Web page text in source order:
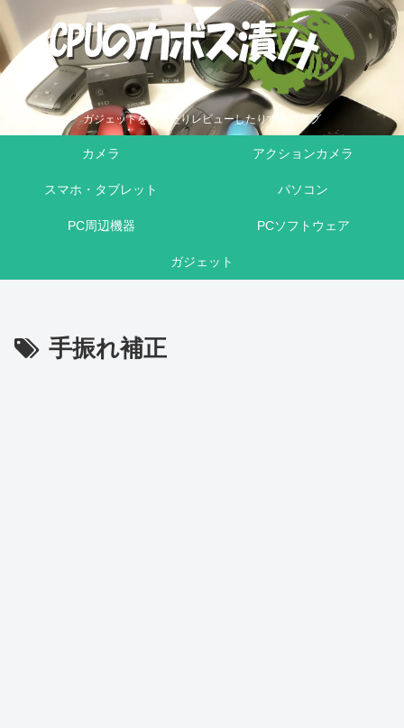
ガジェットを買ったりレビューしたりするブログ
カメラ アクションカメラ
スマホ・タブレット パソコン
PC周辺機器 PCソフトウェア
ガジェット
手振れ補正